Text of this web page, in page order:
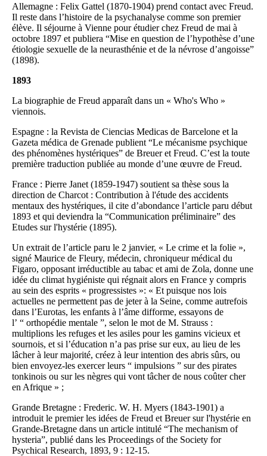
Allemagne : Felix Gattel (1870-1904) prend contact avec Freud.
Il reste dans l’histoire de la psychanalyse comme son premier
élève. Il séjourne à Vienne pour étudier chez Freud de mai à
octobre 1897 et publiera “Mise en question de l’hypothèse d’une
étiologie sexuelle de la neurasthénie et de la névrose d’angoisse”
(1898).
1893
La biographie de Freud apparaît dans un « Who's Who »
viennois.
Espagne : la Revista de Ciencias Medicas de Barcelone et la
Gazeta médica de Grenade publient “Le mécanisme psychique
des phénomènes hystériques” de Breuer et Freud. C’est la toute
première traduction publiée au monde d’une œuvre de Freud.
France : Pierre Janet (1859-1947) soutient sa thèse sous la
direction de Charcot : Contribution à l'étude des accidents
mentaux des hystériques, il cite d’abondance l’article paru début
1893 et qui deviendra la “Communication préliminaire” des
Etudes sur l'hystérie (1895).
Un extrait de l’article paru le 2 janvier, « Le crime et la folie »,
signé Maurice de Fleury, médecin, chroniqueur médical du
Figaro, opposant irréductible au tabac et ami de Zola, donne une
idée du climat hygiéniste qui régnait alors en France y compris
au sein des esprits « progressistes »: « Et puisque nos lois
actuelles ne permettent pas de jeter à la Seine, comme autrefois
dans l’Eurotas, les enfants à l’âme difforme, essayons de
l’ “ orthopédie mentale ”, selon le mot de M. Strauss :
multiplions les refuges et les asiles pour les gamins vicieux et
sournois, et si l’éducation n’a pas prise sur eux, au lieu de les
lâcher à leur majorité, créez à leur intention des abris sûrs, ou
bien envoyez-les exercer leurs “ impulsions ” sur des pirates
tonkinois ou sur les nègres qui vont tâcher de nous coûter cher
en Afrique » ;
Grande Bretagne : Frederic. W. H. Myers (1843-1901) a
introduit le premier les idées de Freud et Breuer sur l'hystérie en
Grande-Bretagne dans un article intitulé “The mechanism of
hysteria”, publié dans les Proceedings of the Society for
Psychical Research, 1893, 9 : 12-15.